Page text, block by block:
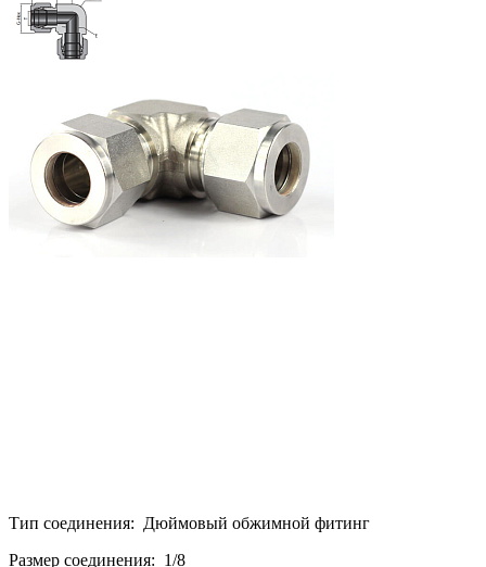
Тип соединения: Дюймовый обжимной фитинг
Размер соединения: 1/8